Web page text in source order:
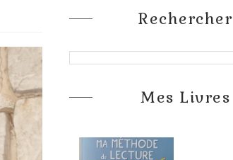
Rechercher
Mes Livres